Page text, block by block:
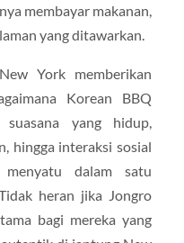
membayar makanan,
yang ditawarkan.
York memberikan
Korean BBQ
yang hidup,
hingga interaksi sosial
dalam satu
heran jika Jongro
bagi mereka yang